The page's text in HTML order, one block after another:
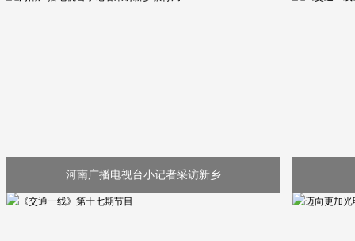
河南广播电视台小记者采访新乡